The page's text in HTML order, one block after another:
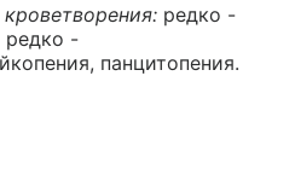
редко -
редко -
панцитопения.